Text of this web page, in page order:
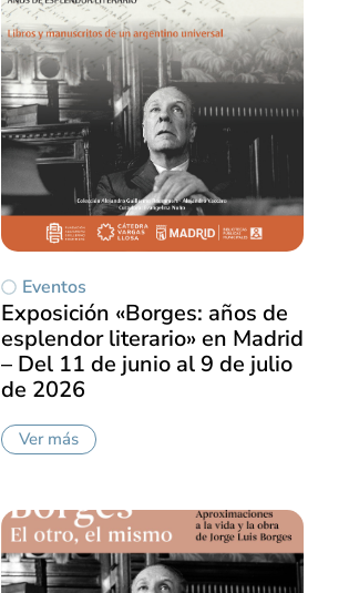
Eventos
Exposición «Borges: años de
esplendor literario» en Madrid
– Del 11 de junio al 9 de julio
de 2026
Ver más